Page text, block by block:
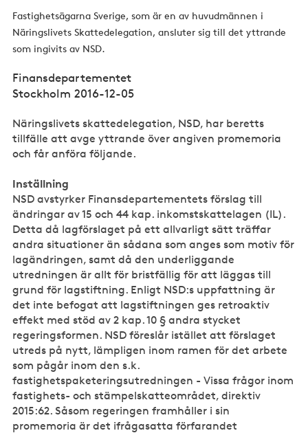
Fastighetsägarna Sverige, som är en av huvudmännen i
Näringslivets Skattedelegation, ansluter sig till det yttrande
som ingivits av NSD.
Finansdepartementet
Stockholm 2016-12-05
Näringslivets skattedelegation, NSD, har beretts
tillfälle att avge yttrande över angiven promemoria
och får anföra följande.
Inställning
NSD avstyrker Finansdepartementets förslag till
ändringar av 15 och 44 kap. inkomstskattelagen (IL).
Detta då lagförslaget på ett allvarligt sätt träffar
andra situationer än sådana som anges som motiv för
lagändringen, samt då den underliggande
utredningen är allt för bristfällig för att läggas till
grund för lagstiftning. Enligt NSD:s uppfattning är
det inte befogat att lagstiftningen ges retroaktiv
effekt med stöd av 2 kap. 10 § andra stycket
regeringsformen. NSD föreslår istället att förslaget
utreds på nytt, lämpligen inom ramen för det arbete
som pågår inom den s.k.
fastighetspaketeringsutredningen - Vissa frågor inom
fastighets- och stämpelskatteområdet, direktiv
2015:62. Såsom regeringen framhåller i sin
promemoria är det ifrågasatta förfarandet